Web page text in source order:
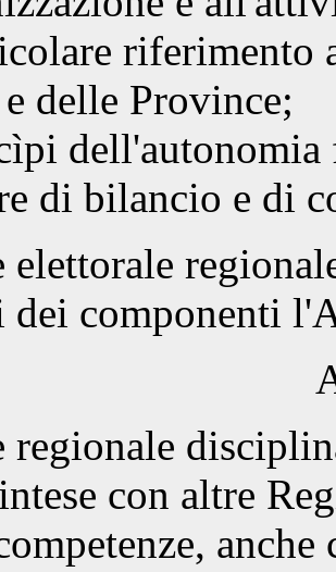
riferimento
delle Province;
dell'autonomia
di bilancio e di
elettorale
dei componenti
regionale
con altre